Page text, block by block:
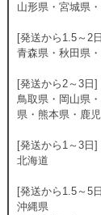
山形県・宮城県
[発送から1.5～2
青森県・秋田県
[発送から2～3日]
鳥取県・岡山県
県・熊本県・鹿
[発送から1～3日]
北海道
[発送から1.5～5
沖縄県